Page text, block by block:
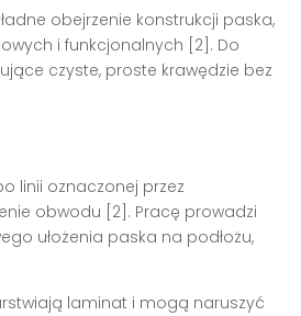
obejrzenie konstrukcji paska,
i funkcjonalnych [2]. Do
czyste, proste krawędzie bez
linii oznaczonej przez
obwodu [2]. Pracę prowadzi
ułożenia paska na podłożu,
laminat i mogą naruszyć